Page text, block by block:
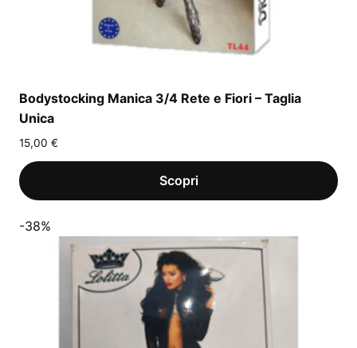
Bodystocking Manica 3/4 Rete e Fiori – Taglia
Unica
15,00 €
-38%